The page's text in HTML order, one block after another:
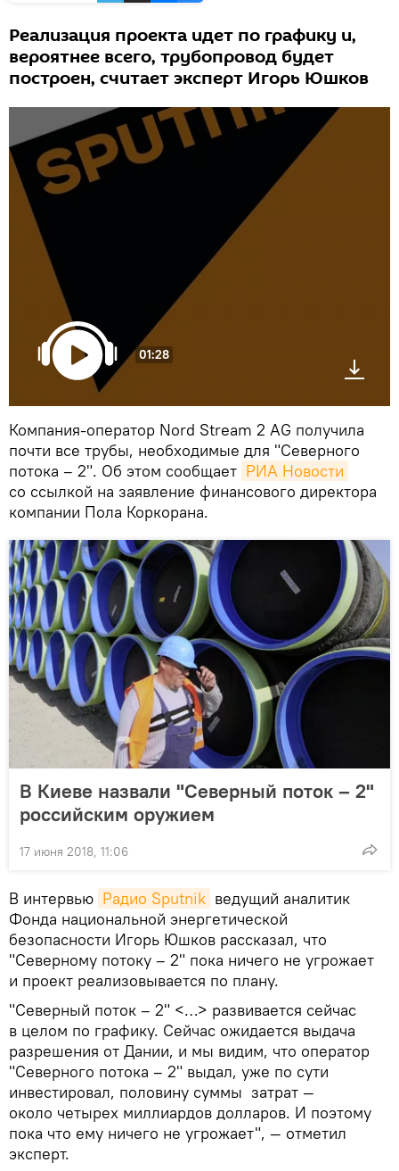
Реализация проекта идет по графику и,
вероятнее всего, трубопровод будет
построен, считает эксперт Игорь Юшков
01:28
Компания-оператор Nord Stream 2 AG получила
почти все трубы, необходимые для "Северного
потока – 2". Об этом сообщает РИА Новости
со ссылкой на заявление финансового директора
компании Пола Коркорана.
В Киеве назвали "Северный поток – 2"
российским оружием
17 июня 2018, 11:06
В интервью Радио Sputnik ведущий аналитик
Фонда национальной энергетической
безопасности Игорь Юшков рассказал, что
"Северному потоку – 2" пока ничего не угрожает
и проект реализовывается по плану.
"Северный поток – 2" <…> развивается сейчас
в целом по графику. Сейчас ожидается выдача
разрешения от Дании, и мы видим, что оператор
"Северного потока – 2" выдал, уже по сути
инвестировал, половину суммы затрат —
около четырех миллиардов долларов. И поэтому
пока что ему ничего не угрожает", — отметил
эксперт.